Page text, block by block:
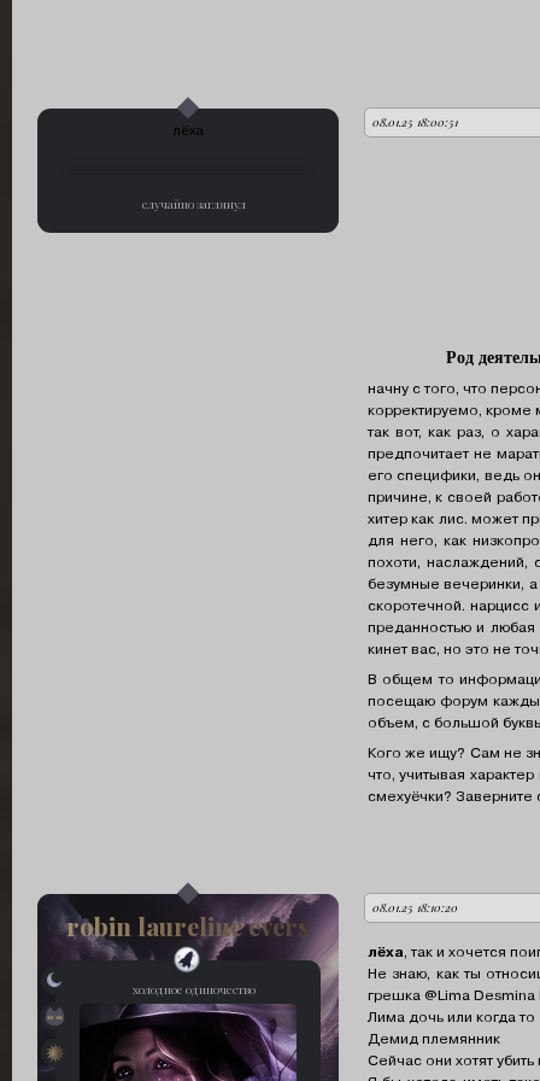
08.01.25 18:00:51
случайно заглянул
автор:
лёха
Род
начну с того, что
корректируемо, кроме
так вот, как раз, о
предпочитает не
его специфики, ведь
причине, к своей
хитер как лис. может
для него, как
похоти,
безумные вечеринки,
скоротечной.
преданностью и любая
кинет вас, но это не
В общем то
посещаю форум
объем, с большой
Кого же ищу? Сам не
что, учитывая
смехуёчки? Заверните
08.01.25 18:10:20
холодное одиночество
архидемон желания
автор:
robin laureline evers
орден «безликих»
лёха, так и хочется
Не знаю, как ты
грешка @Lima
Лима дочь или когда
Демид племянник
Сейчас они хотят